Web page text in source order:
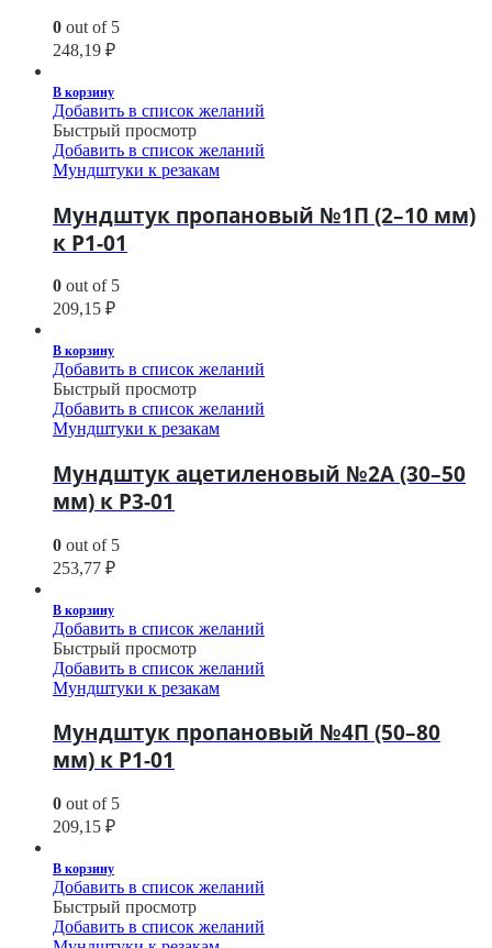
0 out of 5
248,19 ₽
В корзину
Добавить в список желаний
Быстрый просмотр
Добавить в список желаний
Мундштуки к резакам
Мундштук пропановый №1П (2–10 мм)
к Р1-01
0 out of 5
209,15 ₽
В корзину
Добавить в список желаний
Быстрый просмотр
Добавить в список желаний
Мундштуки к резакам
Мундштук ацетиленовый №2А (30–50
мм) к Р3-01
0 out of 5
253,77 ₽
В корзину
Добавить в список желаний
Быстрый просмотр
Добавить в список желаний
Мундштуки к резакам
Мундштук пропановый №4П (50–80
мм) к Р1-01
0 out of 5
209,15 ₽
В корзину
Добавить в список желаний
Быстрый просмотр
Добавить в список желаний